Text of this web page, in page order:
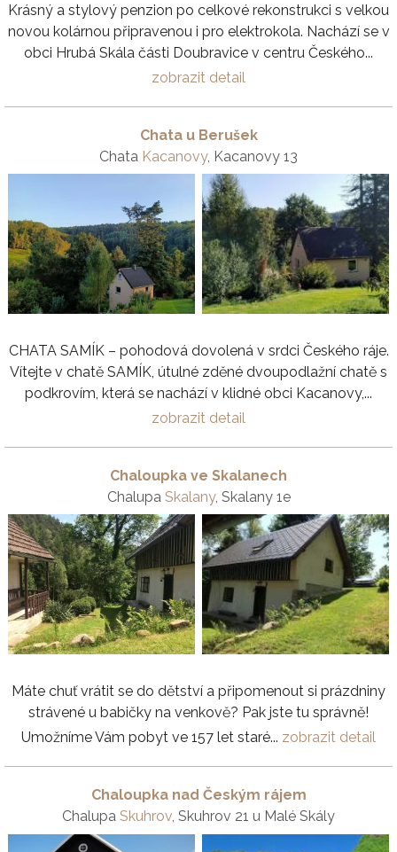
Krásný a stylový penzion po celkové rekonstrukci s velkou
novou kolárnou připravenou i pro elektrokola. Nachází se v
obci Hrubá Skála části Doubravice v centru Českého...
zobrazit detail
Chata u Berušek
Chata Kacanovy, Kacanovy 13
CHATA SAMÍK – pohodová dovolená v srdci Českého ráje.
Vítejte v chatě SAMÍK, útulné zděné dvoupodlažní chatě s
podkrovím, která se nachází v klidné obci Kacanovy,...
zobrazit detail
Chaloupka ve Skalanech
Chalupa Skalany, Skalany 1e
Máte chuť vrátit se do dětství a připomenout si prázdniny
strávené u babičky na venkově? Pak jste tu správně!
Umožníme Vám pobyt ve 157 let staré... zobrazit detail
Chaloupka nad Českým rájem
Chalupa Skuhrov, Skuhrov 21 u Malé Skály